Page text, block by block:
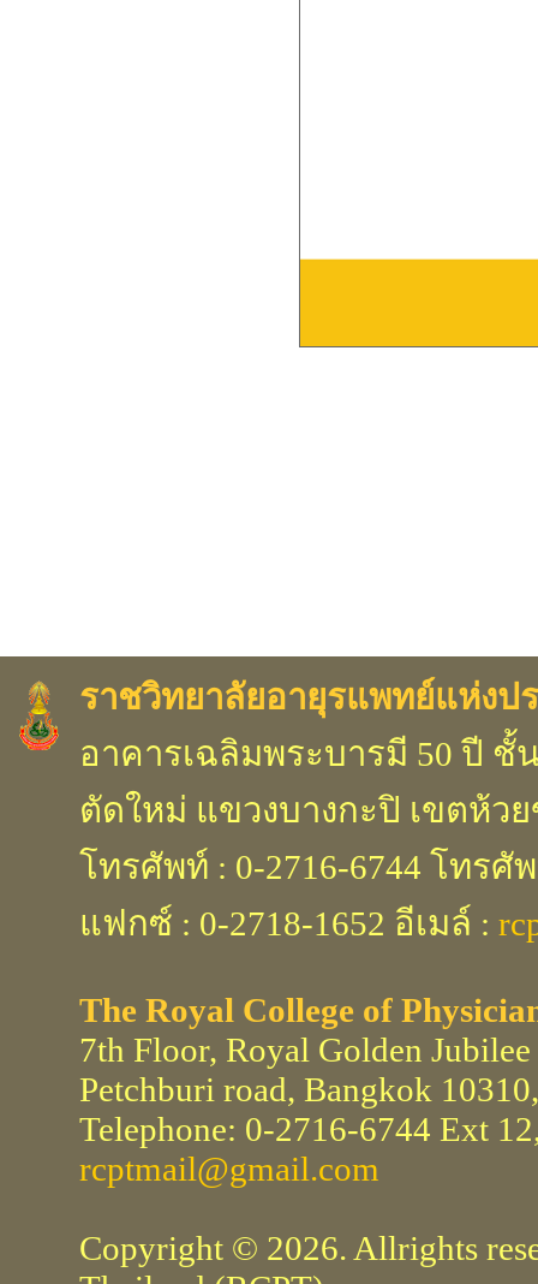
ราชวิทยาลัยอายุรแพทย์แห่งป
อาคารเฉลิมพระบารมี 50 ปี
ตัดใหม่ แขวงบางกะปิ เขตห้วย
โทรศัพท์ : 0-2716-6744 โทรศั
แฟกซ์ : 0-2718-1652 อีเมล์ :
The Royal College of
7th Floor, Royal Golden
Petchburi road, Bangkok
Telephone: 0-2716-6744 Ext
rcptmail@gmail.com
Copyright © 2026. Allrights